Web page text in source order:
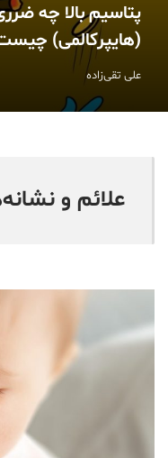
علی تقی‌زاده
پتاسیم بالا چه
(هایپرکالمی)
علائم و